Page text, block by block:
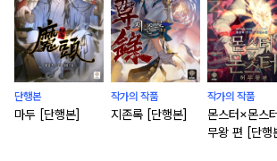
단행본
마두 [단행본]
작가의 작품
지존록 [단행본]
작가의 작품
몬스터×몬스
무왕 편 [단행